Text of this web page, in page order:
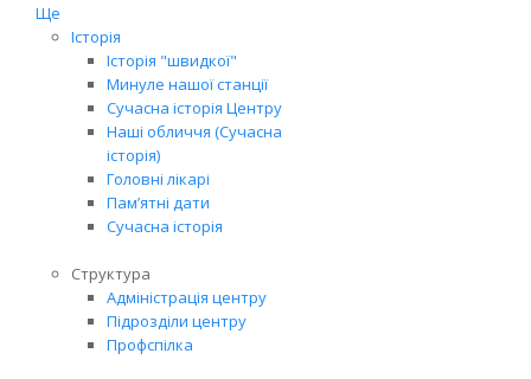
Ще
Історія
Історія "швидкої"
Минуле нашої станції
Сучасна історія Центру
Наші обличчя (Сучасна
історія)
Головні лікарі
Пам’ятні дати
Сучасна історія
Структура
Адміністрація центру
Підрозділи центру
Профспілка